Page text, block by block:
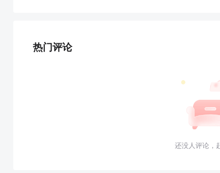
热门评论
还没人评论，